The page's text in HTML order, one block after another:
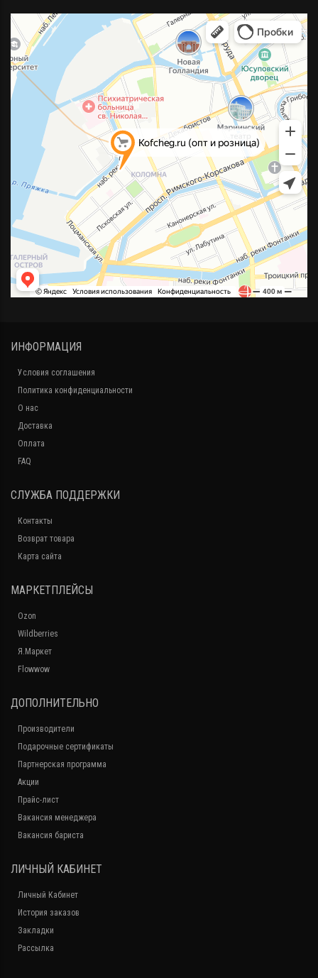
ИНФОРМАЦИЯ
Условия соглашения
Политика конфиденциальности
О нас
Доставка
Оплата
FAQ
СЛУЖБА ПОДДЕРЖКИ
Контакты
Возврат товара
Карта сайта
МАРКЕТПЛЕЙСЫ
Ozon
Wildberries
Я.Маркет
Flowwow
ДОПОЛНИТЕЛЬНО
Производители
Подарочные сертификаты
Партнерская программа
Акции
Прайс-лист
Вакансия менеджера
Вакансия бариста
ЛИЧНЫЙ КАБИНЕТ
Личный Кабинет
История заказов
Закладки
Рассылка